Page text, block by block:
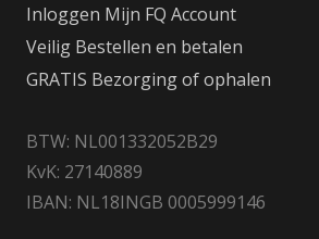
Inloggen Mijn FQ Account
Veilig Bestellen en betalen
GRATIS Bezorging of ophalen
BTW: NL001332052B29
KvK: 27140889
IBAN: NL18INGB 0005999146